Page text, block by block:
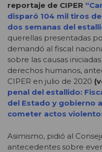
reportaje de CIPER
disparó 104 mil tiros
dos semanas del
querellas presentadas
demandó al fiscal
sobre las causas
derechos humanos,
CIPER en julio de 2020
penal del estallido:
del Estado y gobierno
cometer actos
Asimismo, pidió al
antecedentes sobre